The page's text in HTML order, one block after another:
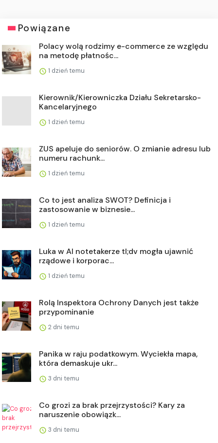
Powiązane
Polacy wolą rodzimy e-commerce ze względu
na metodę płatnośc...
1 dzień temu
Kierownik/Kierowniczka Działu Sekretarsko-
Kancelaryjnego
1 dzień temu
ZUS apeluje do seniorów. O zmianie adresu lub
numeru rachunk...
1 dzień temu
Co to jest analiza SWOT? Definicja i
zastosowanie w biznesie...
1 dzień temu
Luka w AI notetakerze tl;dv mogła ujawnić
rządowe i korporac...
1 dzień temu
Rolą Inspektora Ochrony Danych jest także
przypominanie
2 dni temu
Panika w raju podatkowym. Wyciekła mapa,
która demaskuje ukr...
3 dni temu
Co grozi za brak przejrzystości? Kary za
naruszenie obowiązk...
3 dni temu